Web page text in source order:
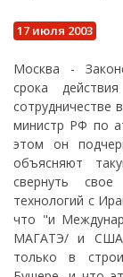
17 июля 2003
Москва -
срока
сотрудничестве
министр РФ по
этом он
объясняют
свернуть
технологий с
что "и
МАГАТЭ/ и США
только в